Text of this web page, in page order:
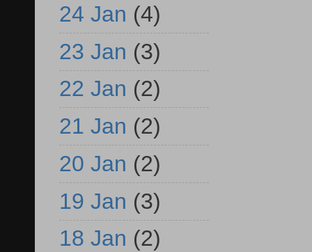
24 Jan (4)
23 Jan (3)
22 Jan (2)
21 Jan (2)
20 Jan (2)
19 Jan (3)
18 Jan (2)